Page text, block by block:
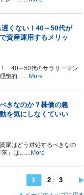
遅くない！40～50代が
資産運用するメリッ
40～50代のサラリーマン
理想的…… More
きなのか？株価の急
を気にしなくていい
家はどう対処するべきなの
落」は…… More
1 2 3